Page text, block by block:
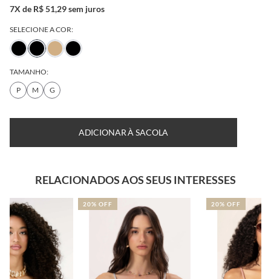
7X de R$ 51,29 sem juros
SELECIONE A COR:
TAMANHO:
P
M G
ADICIONAR À SACOLA
RELACIONADOS AOS SEUS INTERESSES
20% OFF